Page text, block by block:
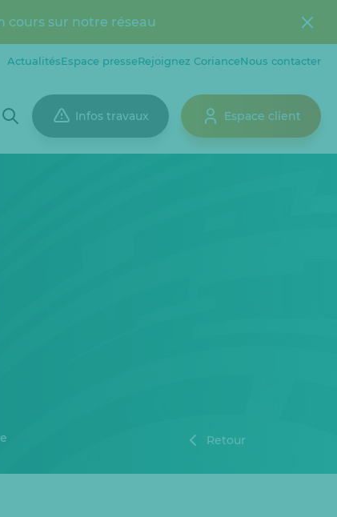
cours sur notre réseau
ActualitésEspace presseRejoignez CorianceNous contacter
Infos travaux Espace client
Retour